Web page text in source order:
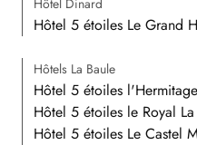
Hôtel 5 étoiles Le Grand
Hôtels La Baule
Hôtel 5 étoiles
Hôtel 5 étoiles le Royal
Hôtel 5 étoiles Le Castel